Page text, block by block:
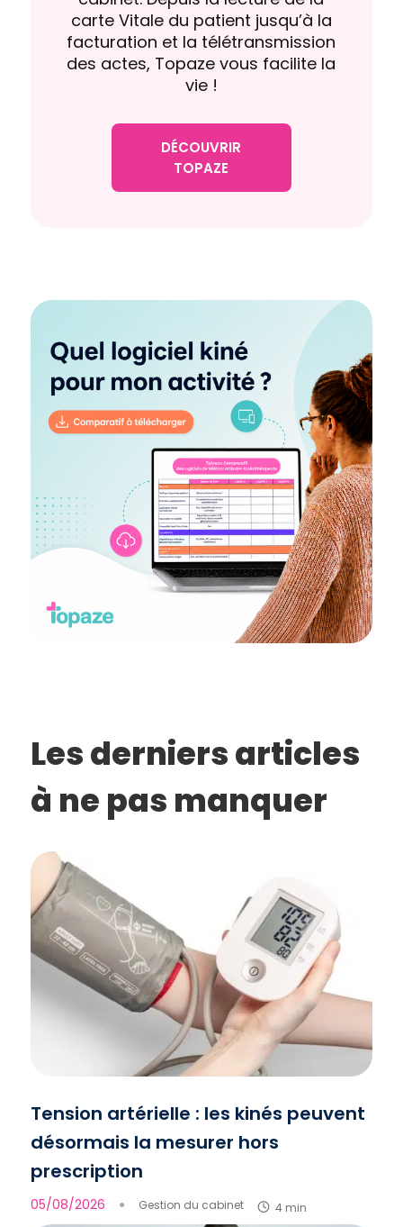
carte Vitale du patient jusqu’à la
facturation et la télétransmission
des actes, Topaze vous facilite la
vie !
DÉCOUVRIR
TOPAZE
Les derniers articles
à ne pas manquer
Tension artérielle : les kinés peuvent
désormais la mesurer hors
prescription
05/08/2026 ● Gestion du cabinet 4 min